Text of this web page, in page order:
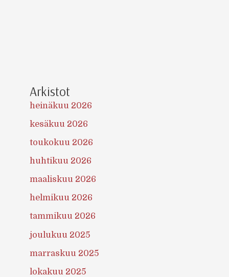
Arkistot
heinäkuu 2026
kesäkuu 2026
toukokuu 2026
huhtikuu 2026
maaliskuu 2026
helmikuu 2026
tammikuu 2026
joulukuu 2025
marraskuu 2025
lokakuu 2025